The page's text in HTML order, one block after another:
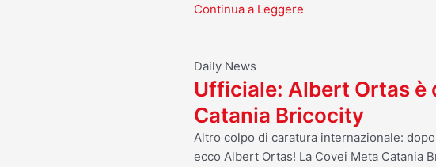
Continua a Leggere
Daily News
Ufficiale: Albert Ortas è
Catania Bricocity
Altro colpo di caratura internazionale:
ecco Albert Ortas! La Covei Meta Catania